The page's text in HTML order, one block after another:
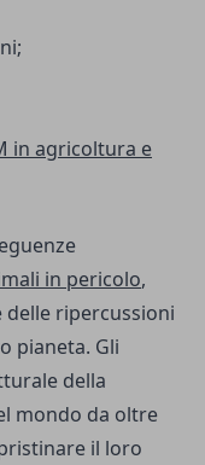
in agricoltura e
in pericolo,
delle ripercussioni
pianeta. Gli
della
mondo da oltre
il loro